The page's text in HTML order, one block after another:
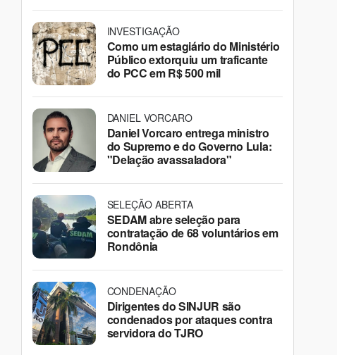
INVESTIGAÇÃO
Como um estagiário do Ministério
Público extorquiu um traficante
do PCC em R$ 500 mil
DANIEL VORCARO
Daniel Vorcaro entrega ministro
do Supremo e do Governo Lula:
"Delação avassaladora"
SELEÇÃO ABERTA
SEDAM abre seleção para
contratação de 68 voluntários em
Rondônia
CONDENAÇÃO
Dirigentes do SINJUR são
condenados por ataques contra
servidora do TJRO